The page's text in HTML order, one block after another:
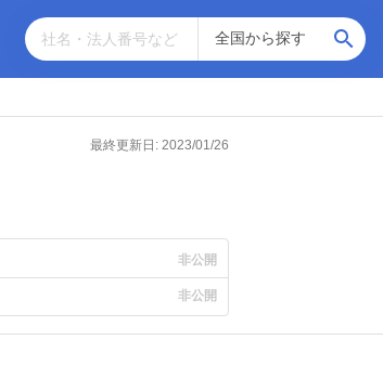
最終更新日: 2023/01/26
非公開
非公開